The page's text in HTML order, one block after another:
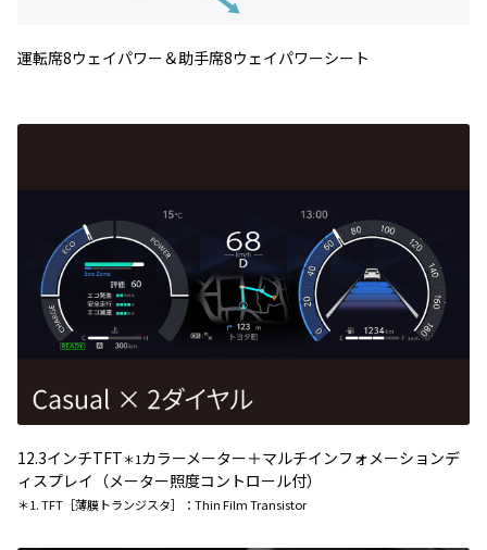
運転席8ウェイパワー＆助手席8ウェイパワーシート
12.3インチTFT＊1カラーメーター＋マルチインフォメーションデ
ィスプレイ（メーター照度コントロール付）
＊1. TFT［薄膜トランジスタ］：Thin Film Transistor